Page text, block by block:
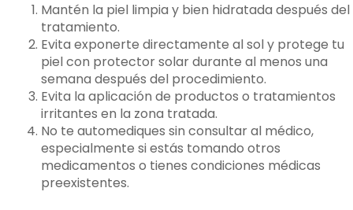
Mantén la piel limpia y bien hidratada después del
tratamiento.
Evita exponerte directamente al sol y protege tu
piel con protector solar durante al menos una
semana después del procedimiento.
Evita la aplicación de productos o tratamientos
irritantes en la zona tratada.
No te automediques sin consultar al médico,
especialmente si estás tomando otros
medicamentos o tienes condiciones médicas
preexistentes.